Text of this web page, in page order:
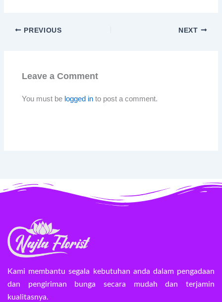
PREVIOUS NEXT
Leave a Comment
You must be logged in to post a comment.
Kami membantu segala kebutuhan anda dalam pengadaan
dan pengiriman bunga secara mudah dan terjamin
kualitasnya.